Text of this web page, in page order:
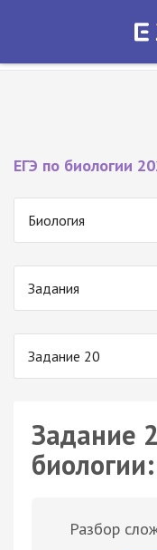
Экзамер —
ЕГЭ по биологии
Биология
Задания
Задание 20
Задание
Разбор